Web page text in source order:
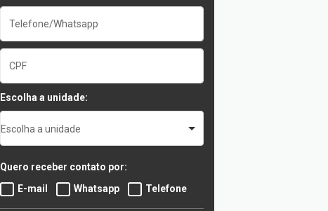
Escolha a unidade:
Escolha a unidade
Quero receber contato por:
E-mail
Whatsapp Telefone